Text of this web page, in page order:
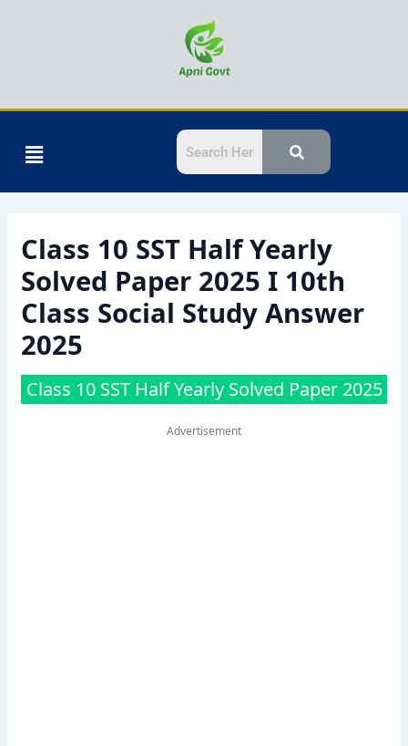
Menu
Class 10 SST Half Yearly
Solved Paper 2025 I 10th
Class Social Study Answer
2025
Class 10 SST Half Yearly Solved Paper 2025
Advertisement